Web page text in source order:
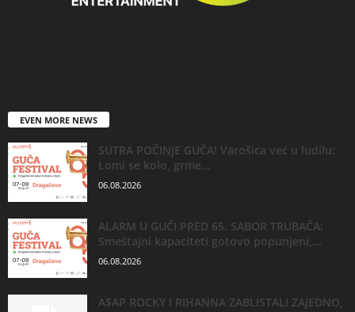
EVEN MORE NEWS
SUTRA POČINJE GUČA! Varošica već u ludilu:
Lomi se kolo, grme...
06.08.2026
ALARM U GUČI PRED 65. SABOR TRUBAČA:
Smeštajni kapaciteti gotovo popunjeni,...
06.08.2026
A$AP ROCKY I RIHANNA ZABLISTALI ZAJEDNO,